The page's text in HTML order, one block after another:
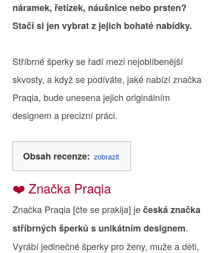
náramek, řetízek, náušnice nebo prsten?
Stačí si jen vybrat z jejich bohaté nabídky.
Stříbrné šperky se řadí mezi nejoblíbenější
skvosty, a když se podíváte, jaké nabízí značka
Praqia, bude unesena jejich originálním
designem a precizní práci.
Obsah recenze: zobrazit
❤️ Značka Praqia
Značka Praqia [čte se prakija] ječeská značka
stříbrných šperků s unikátním designem.
Vyrábí jedinečné šperky pro ženy, muže a děti,